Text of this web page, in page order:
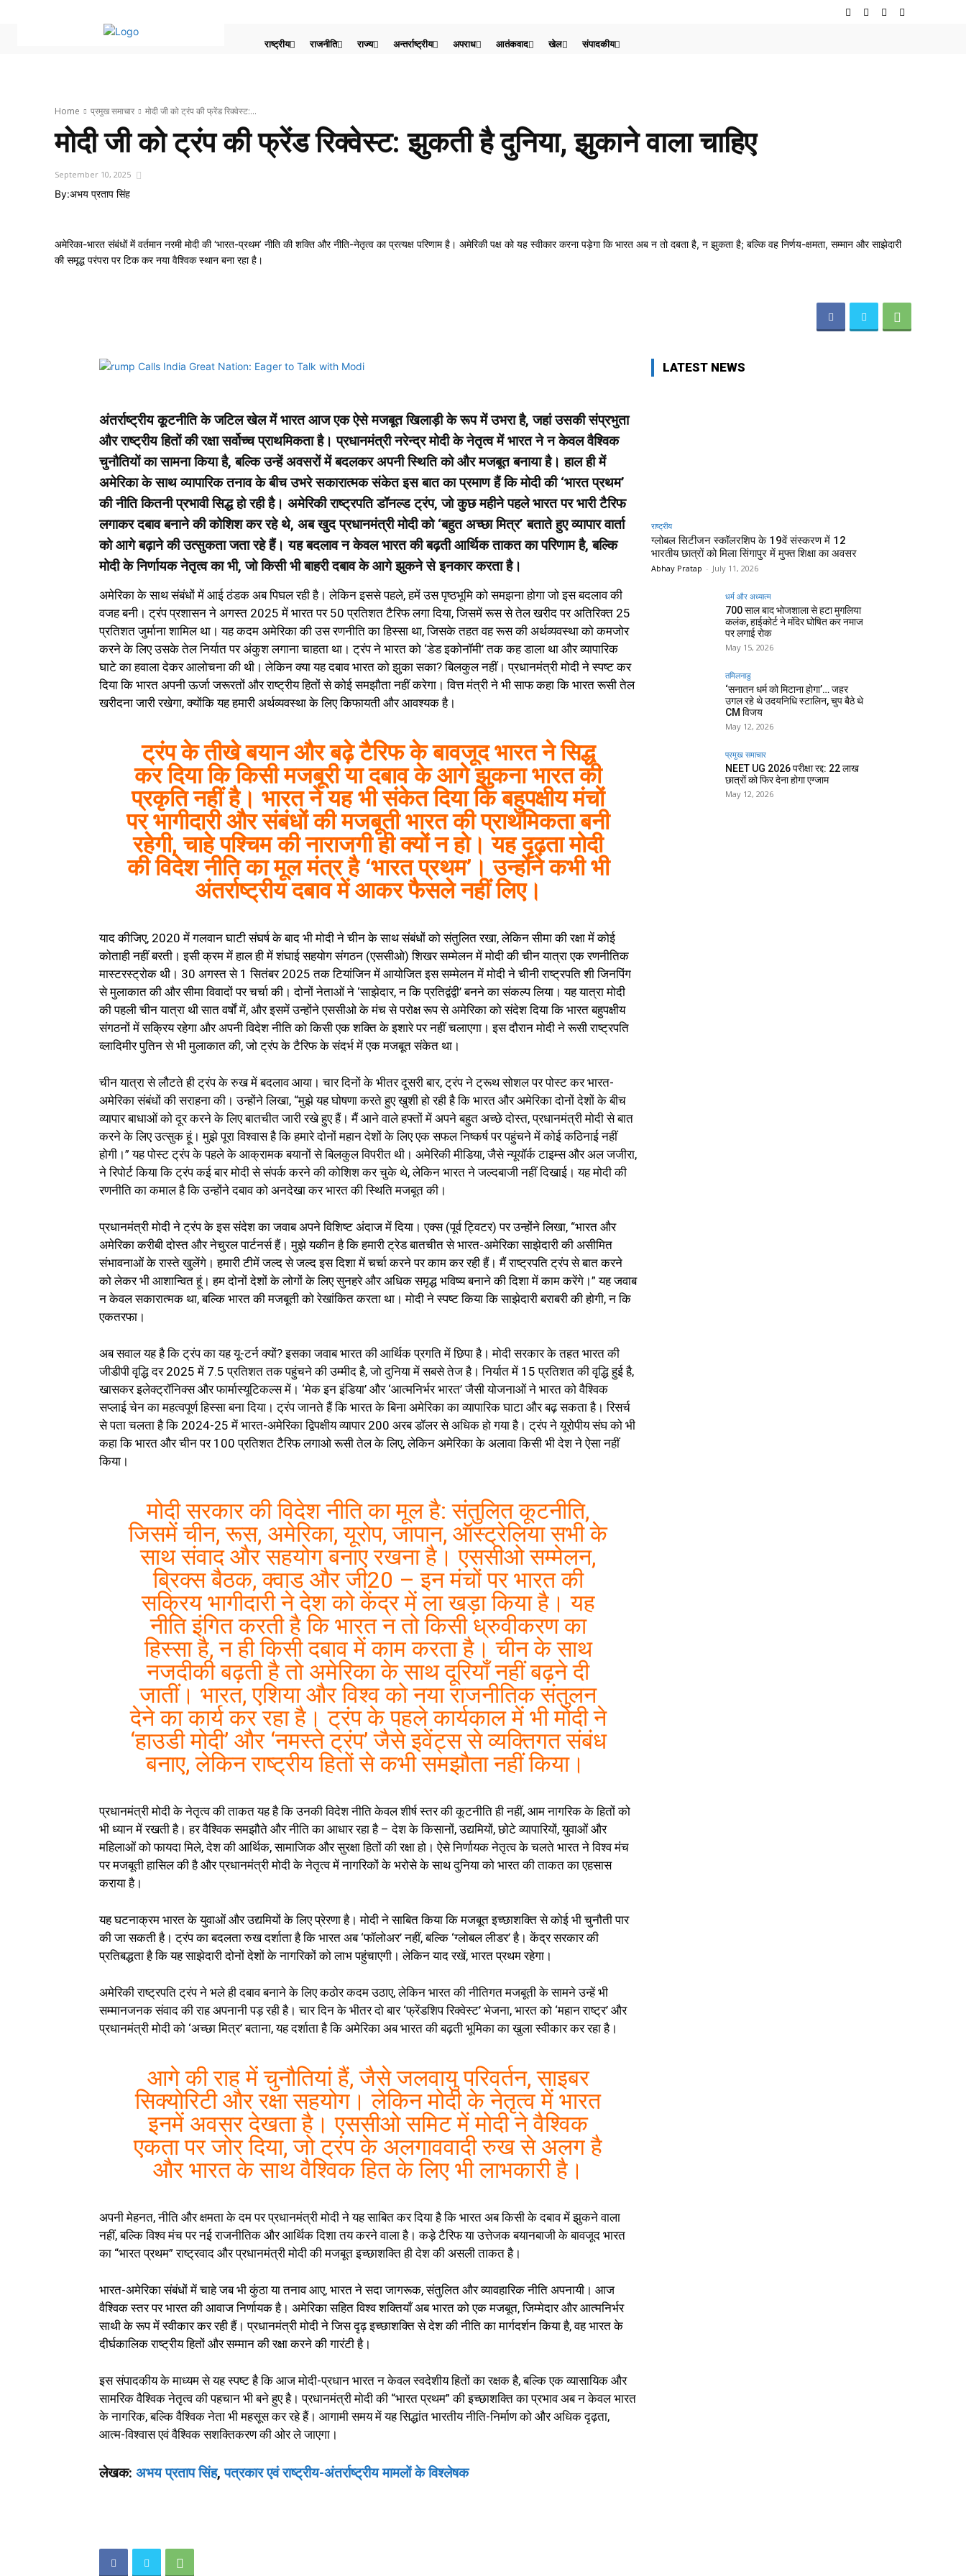
राष्ट्रीय राजनीति राज्य अन्तर्राष्ट्रीय अपराध आतंकवाद खेल संपादकीय
Home प्रमुख समाचार‎ मोदी जी को ट्रंप की फ्रेंड रिक्वेस्ट:...
मोदी जी को ट्रंप की फ्रेंड रिक्वेस्ट: झुकती है दुनिया, झुकाने वाला चाहिए
September 10, 2025
By:अभय प्रताप सिंह
अमेरिका-भारत संबंधों में वर्तमान नरमी मोदी की ‘भारत-प्रथम’ नीति की शक्ति और नीति-नेतृत्व का प्रत्यक्ष परिणाम है। अमेरिकी पक्ष को यह स्वीकार करना पड़ेगा कि भारत अब न तो दबता है, न झुकता है; बल्कि वह निर्णय-क्षमता, सम्मान और साझेदारी
की समृद्ध परंपरा पर टिक कर नया वैश्विक स्थान बना रहा है।
अंतर्राष्ट्रीय कूटनीति के जटिल खेल में भारत आज एक ऐसे मजबूत खिलाड़ी के रूप में उभरा है, जहां उसकी संप्रभुता
और राष्ट्रीय हितों की रक्षा सर्वोच्च प्राथमिकता है। प्रधानमंत्री नरेन्द्र मोदी के नेतृत्व में भारत ने न केवल वैश्विक
चुनौतियों का सामना किया है, बल्कि उन्हें अवसरों में बदलकर अपनी स्थिति को और मजबूत बनाया है। हाल ही में
अमेरिका के साथ व्यापारिक तनाव के बीच उभरे सकारात्मक संकेत इस बात का प्रमाण हैं कि मोदी की ‘भारत प्रथम’
की नीति कितनी प्रभावी सिद्ध हो रही है। अमेरिकी राष्ट्रपति डॉनल्ड ट्रंप, जो कुछ महीने पहले भारत पर भारी टैरिफ
लगाकर दबाव बनाने की कोशिश कर रहे थे, अब खुद प्रधानमंत्री मोदी को ‘बहुत अच्छा मित्र’ बताते हुए व्यापार वार्ता
को आगे बढ़ाने की उत्सुकता जता रहे हैं। यह बदलाव न केवल भारत की बढ़ती आर्थिक ताकत का परिणाम है, बल्कि
मोदी के निर्णायक नेतृत्व का भी, जो किसी भी बाहरी दबाव के आगे झुकने से इनकार करता है।
अमेरिका के साथ संबंधों में आई ठंडक अब पिघल रही है। लेकिन इससे पहले, हमें उस पृष्ठभूमि को समझना होगा जो इस बदलाव की
वजह बनी। ट्रंप प्रशासन ने अगस्त 2025 में भारत पर 50 प्रतिशत टैरिफ लगा दिया, जिसमें रूस से तेल खरीद पर अतिरिक्त 25
प्रतिशत जुर्माना शामिल था। यह कदम अमेरिका की उस रणनीति का हिस्सा था, जिसके तहत वह रूस की अर्थव्यवस्था को कमजोर
करने के लिए उसके तेल निर्यात पर अंकुश लगाना चाहता था। ट्रंप ने भारत को ‘डेड इकोनॉमी’ तक कह डाला था और व्यापारिक
घाटे का हवाला देकर आलोचना की थी। लेकिन क्या यह दबाव भारत को झुका सका? बिलकुल नहीं। प्रधानमंत्री मोदी ने स्पष्ट कर
दिया कि भारत अपनी ऊर्जा जरूरतों और राष्ट्रीय हितों से कोई समझौता नहीं करेगा। वित्त मंत्री ने भी साफ कहा कि भारत रूसी तेल
खरीदना जारी रखेगा, क्योंकि यह हमारी अर्थव्यवस्था के लिए किफायती और आवश्यक है।
ट्रंप के तीखे बयान और बढ़े टैरिफ के बावजूद भारत ने सिद्ध
कर दिया कि किसी मजबूरी या दबाव के आगे झुकना भारत की
प्रकृति नहीं है। भारत ने यह भी संकेत दिया कि बहुपक्षीय मंचों
पर भागीदारी और संबंधों की मजबूती भारत की प्राथमिकता बनी
रहेगी, चाहे पश्चिम की नाराजगी ही क्यों न हो। यह दृढ़ता मोदी
की विदेश नीति का मूल मंत्र है ‘भारत प्रथम’। उन्होंने कभी भी
अंतर्राष्ट्रीय दबाव में आकर फैसले नहीं लिए।
याद कीजिए, 2020 में गलवान घाटी संघर्ष के बाद भी मोदी ने चीन के साथ संबंधों को संतुलित रखा, लेकिन सीमा की रक्षा में कोई
कोताही नहीं बरती। इसी क्रम में हाल ही में शंघाई सहयोग संगठन (एससीओ) शिखर सम्मेलन में मोदी की चीन यात्रा एक रणनीतिक
मास्टरस्ट्रोक थी। 30 अगस्त से 1 सितंबर 2025 तक टियांजिन में आयोजित इस सम्मेलन में मोदी ने चीनी राष्ट्रपति शी जिनपिंग
से मुलाकात की और सीमा विवादों पर चर्चा की। दोनों नेताओं ने ‘साझेदार, न कि प्रतिद्वंद्वी’ बनने का संकल्प लिया। यह यात्रा मोदी
की पहली चीन यात्रा थी सात वर्षों में, और इसमें उन्होंने एससीओ के मंच से परोक्ष रूप से अमेरिका को संदेश दिया कि भारत बहुपक्षीय
संगठनों में सक्रिय रहेगा और अपनी विदेश नीति को किसी एक शक्ति के इशारे पर नहीं चलाएगा। इस दौरान मोदी ने रूसी राष्ट्रपति
व्लादिमीर पुतिन से भी मुलाकात की, जो ट्रंप के टैरिफ के संदर्भ में एक मजबूत संकेत था।
चीन यात्रा से लौटते ही ट्रंप के रुख में बदलाव आया। चार दिनों के भीतर दूसरी बार, ट्रंप ने ट्रूथ सोशल पर पोस्ट कर भारत-
अमेरिका संबंधों की सराहना की। उन्होंने लिखा, “मुझे यह घोषणा करते हुए खुशी हो रही है कि भारत और अमेरिका दोनों देशों के बीच
व्यापार बाधाओं को दूर करने के लिए बातचीत जारी रखे हुए हैं। मैं आने वाले हफ्तों में अपने बहुत अच्छे दोस्त, प्रधानमंत्री मोदी से बात
करने के लिए उत्सुक हूं। मुझे पूरा विश्वास है कि हमारे दोनों महान देशों के लिए एक सफल निष्कर्ष पर पहुंचने में कोई कठिनाई नहीं
होगी।” यह पोस्ट ट्रंप के पहले के आक्रामक बयानों से बिलकुल विपरीत थी। अमेरिकी मीडिया, जैसे न्यूयॉर्क टाइम्स और अल जजीरा,
ने रिपोर्ट किया कि ट्रंप कई बार मोदी से संपर्क करने की कोशिश कर चुके थे, लेकिन भारत ने जल्दबाजी नहीं दिखाई। यह मोदी की
रणनीति का कमाल है कि उन्होंने दबाव को अनदेखा कर भारत की स्थिति मजबूत की।
प्रधानमंत्री मोदी ने ट्रंप के इस संदेश का जवाब अपने विशिष्ट अंदाज में दिया। एक्स (पूर्व ट्विटर) पर उन्होंने लिखा, “भारत और
अमेरिका करीबी दोस्त और नेचुरल पार्टनर्स हैं। मुझे यकीन है कि हमारी ट्रेड बातचीत से भारत-अमेरिका साझेदारी की असीमित
संभावनाओं के रास्ते खुलेंगे। हमारी टीमें जल्द से जल्द इस दिशा में चर्चा करने पर काम कर रही हैं। मैं राष्ट्रपति ट्रंप से बात करने
को लेकर भी आशान्वित हूं। हम दोनों देशों के लोगों के लिए सुनहरे और अधिक समृद्ध भविष्य बनाने की दिशा में काम करेंगे।” यह जवाब
न केवल सकारात्मक था, बल्कि भारत की मजबूती को रेखांकित करता था। मोदी ने स्पष्ट किया कि साझेदारी बराबरी की होगी, न कि
एकतरफा।
अब सवाल यह है कि ट्रंप का यह यू-टर्न क्यों? इसका जवाब भारत की आर्थिक प्रगति में छिपा है। मोदी सरकार के तहत भारत की
जीडीपी वृद्धि दर 2025 में 7.5 प्रतिशत तक पहुंचने की उम्मीद है, जो दुनिया में सबसे तेज है। निर्यात में 15 प्रतिशत की वृद्धि हुई है,
खासकर इलेक्ट्रॉनिक्स और फार्मास्यूटिकल्स में। ‘मेक इन इंडिया’ और ‘आत्मनिर्भर भारत’ जैसी योजनाओं ने भारत को वैश्विक
सप्लाई चेन का महत्वपूर्ण हिस्सा बना दिया। ट्रंप जानते हैं कि भारत के बिना अमेरिका का व्यापारिक घाटा और बढ़ सकता है। रिसर्च
से पता चलता है कि 2024-25 में भारत-अमेरिका द्विपक्षीय व्यापार 200 अरब डॉलर से अधिक हो गया है। ट्रंप ने यूरोपीय संघ को भी
कहा कि भारत और चीन पर 100 प्रतिशत टैरिफ लगाओ रूसी तेल के लिए, लेकिन अमेरिका के अलावा किसी भी देश ने ऐसा नहीं
किया।
मोदी सरकार की विदेश नीति का मूल है: संतुलित कूटनीति,
जिसमें चीन, रूस, अमेरिका, यूरोप, जापान, ऑस्ट्रेलिया सभी के
साथ संवाद और सहयोग बनाए रखना है। एससीओ सम्मेलन,
ब्रिक्स बैठक, क्वाड और जी20 – इन मंचों पर भारत की
सक्रिय भागीदारी ने देश को केंद्र में ला खड़ा किया है। यह
नीति इंगित करती है कि भारत न तो किसी ध्रुवीकरण का
हिस्सा है, न ही किसी दबाव में काम करता है। चीन के साथ
नजदीकी बढ़ती है तो अमेरिका के साथ दूरियाँ नहीं बढ़ने दी
जातीं। भारत, एशिया और विश्व को नया राजनीतिक संतुलन
देने का कार्य कर रहा है। ट्रंप के पहले कार्यकाल में भी मोदी ने
‘हाउडी मोदी’ और ‘नमस्ते ट्रंप’ जैसे इवेंट्स से व्यक्तिगत संबंध
बनाए, लेकिन राष्ट्रीय हितों से कभी समझौता नहीं किया।
प्रधानमंत्री मोदी के नेतृत्व की ताकत यह है कि उनकी विदेश नीति केवल शीर्ष स्तर की कूटनीति ही नहीं, आम नागरिक के हितों को
भी ध्यान में रखती है। हर वैश्विक समझौते और नीति का आधार रहा है – देश के किसानों, उद्यमियों, छोटे व्यापारियों, युवाओं और
महिलाओं को फायदा मिले, देश की आर्थिक, सामाजिक और सुरक्षा हितों की रक्षा हो। ऐसे निर्णायक नेतृत्व के चलते भारत ने विश्व मंच
पर मजबूती हासिल की है और प्रधानमंत्री मोदी के नेतृत्व में नागरिकों के भरोसे के साथ दुनिया को भारत की ताकत का एहसास
कराया है।
यह घटनाक्रम भारत के युवाओं और उद्यमियों के लिए प्रेरणा है। मोदी ने साबित किया कि मजबूत इच्छाशक्ति से कोई भी चुनौती पार
की जा सकती है। ट्रंप का बदलता रुख दर्शाता है कि भारत अब ‘फॉलोअर’ नहीं, बल्कि ‘ग्लोबल लीडर’ है। केंद्र सरकार की
प्रतिबद्धता है कि यह साझेदारी दोनों देशों के नागरिकों को लाभ पहुंचाएगी। लेकिन याद रखें, भारत प्रथम रहेगा।
अमेरिकी राष्ट्रपति ट्रंप ने भले ही दबाव बनाने के लिए कठोर कदम उठाए, लेकिन भारत की नीतिगत मजबूती के सामने उन्हें भी
सम्मानजनक संवाद की राह अपनानी पड़ रही है। चार दिन के भीतर दो बार ‘फ्रेंडशिप रिक्वेस्ट’ भेजना, भारत को ‘महान राष्ट्र’ और
प्रधानमंत्री मोदी को ‘अच्छा मित्र’ बताना, यह दर्शाता है कि अमेरिका अब भारत की बढ़ती भूमिका का खुला स्वीकार कर रहा है।
आगे की राह में चुनौतियां हैं, जैसे जलवायु परिवर्तन, साइबर
सिक्योरिटी और रक्षा सहयोग। लेकिन मोदी के नेतृत्व में भारत
इनमें अवसर देखता है। एससीओ समिट में मोदी ने वैश्विक
एकता पर जोर दिया, जो ट्रंप के अलगाववादी रुख से अलग है
और भारत के साथ वैश्विक हित के लिए भी लाभकारी है।
अपनी मेहनत, नीति और क्षमता के दम पर प्रधानमंत्री मोदी ने यह साबित कर दिया है कि भारत अब किसी के दबाव में झुकने वाला
नहीं, बल्कि विश्व मंच पर नई राजनीतिक और आर्थिक दिशा तय करने वाला है। कड़े टैरिफ या उत्तेजक बयानबाजी के बावजूद भारत
का “भारत प्रथम” राष्ट्रवाद और प्रधानमंत्री मोदी की मजबूत इच्छाशक्ति ही देश की असली ताकत है।
भारत-अमेरिका संबंधों में चाहे जब भी कुंठा या तनाव आए, भारत ने सदा जागरूक, संतुलित और व्यावहारिक नीति अपनायी। आज
वैश्विक स्तर पर भारत की आवाज निर्णायक है। अमेरिका सहित विश्व शक्तियाँ अब भारत को एक मजबूत, जिम्मेदार और आत्मनिर्भर
साथी के रूप में स्वीकार कर रही हैं। प्रधानमंत्री मोदी ने जिस दृढ़ इच्छाशक्ति से देश की नीति का मार्गदर्शन किया है, वह भारत के
दीर्घकालिक राष्ट्रीय हितों और सम्मान की रक्षा करने की गारंटी है।
इस संपादकीय के माध्यम से यह स्पष्ट है कि आज मोदी-प्रधान भारत न केवल स्वदेशीय हितों का रक्षक है, बल्कि एक व्यासायिक और
सामरिक वैश्विक नेतृत्व की पहचान भी बने हुए है। प्रधानमंत्री मोदी की “भारत प्रथम” की इच्छाशक्ति का प्रभाव अब न केवल भारत
के नागरिक, बल्कि वैश्विक नेता भी महसूस कर रहे हैं। आगामी समय में यह सिद्धांत भारतीय नीति-निर्माण को और अधिक दृढ़ता,
आत्म-विश्वास एवं वैश्विक सशक्तिकरण की ओर ले जाएगा।
लेखक: अभय प्रताप सिंह,पत्रकार एवं राष्ट्रीय-अंतर्राष्ट्रीय मामलों के विश्लेषक
LATEST NEWS
राष्ट्रीय
ग्लोबल सिटीजन स्कॉलरशिप के 19वें संस्करण में 12
भारतीय छात्रों को मिला सिंगापुर में मुफ्त शिक्षा का अवसर
Abhay Pratap - July 11, 2026
धर्म और अध्यात्म
700 साल बाद भोजशाला से हटा मुगलिया
कलंक, हाईकोर्ट ने मंदिर घोषित कर नमाज
पर लगाई रोक
May 15, 2026
तमिलनाडु
‘सनातन धर्म को मिटाना होगा’… जहर
उगल रहे थे उदयनिधि स्टालिन, चुप बैठे थे
CM विजय
May 12, 2026
प्रमुख समाचार‎
NEET UG 2026 परीक्षा रद्द: 22 लाख
छात्रों को फिर देना होगा एग्जाम
May 12, 2026